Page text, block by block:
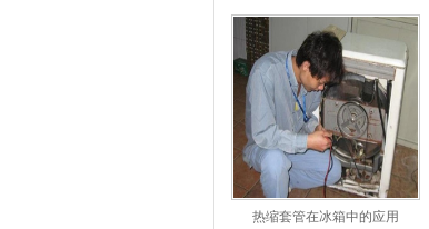
热缩套管在冰箱中的应用